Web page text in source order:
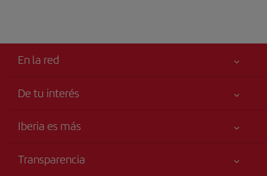
En la red
De tu interés
Tu seguridad es lo primero
Iberia es más
Talento a bordo
Transparencia